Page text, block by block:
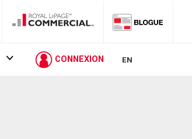
CONNEXION EN